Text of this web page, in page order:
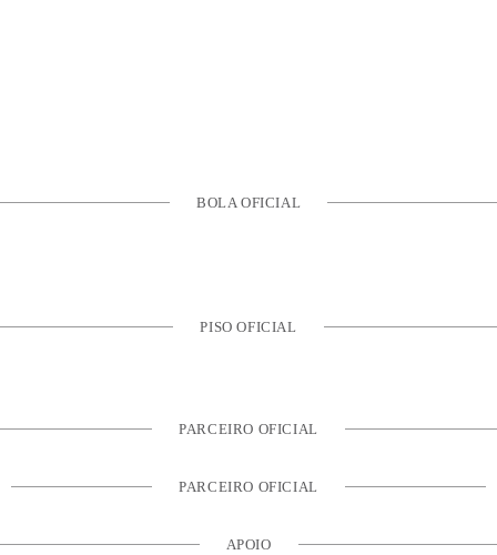
BOLA OFICIAL
PISO OFICIAL
PARCEIRO OFICIAL
PARCEIRO OFICIAL
APOIO